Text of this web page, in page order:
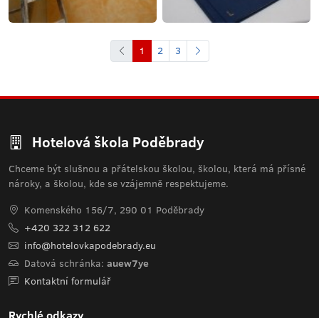
1 2 3
Hotelová škola Poděbrady
Chceme být slušnou a přátelskou školou, školou, která má přísné
nároky, a školou, kde se vzájemně respektujeme.
Komenského 156/7, 290 01 Poděbrady
+420 322 312 622
info@hotelovkapodebrady.eu
Datová schránka: auew7ye
Kontaktní formulář